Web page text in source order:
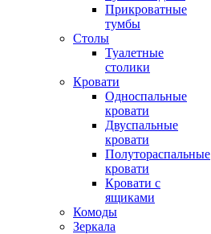
Прикроватные
тумбы
Столы
Туалетные
столики
Кровати
Односпальные
кровати
Двуспальные
кровати
Полутораспальные
кровати
Кровати с
ящиками
Комоды
Зеркала